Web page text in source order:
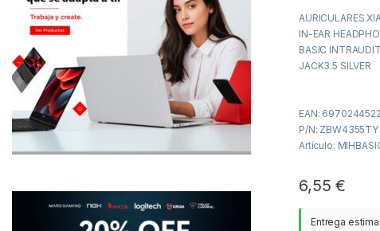
u
r
a
d
e
AURICULARES
IN-EAR
BASIC
JACK3.5 SILVER
EAN:
P/N: ZBW4355TY
Artículo:
6,55€
Entrega